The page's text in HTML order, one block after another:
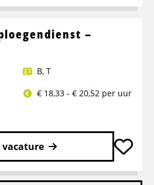
–
B, T
€ 18,33 - € 20,52 per uur